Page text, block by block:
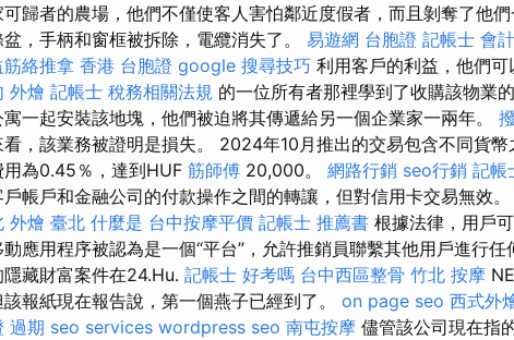
可歸者的農場，他們不僅使客人害怕鄰近度假者，而且剝奪了他們
盆，手柄和窗框被拆除，電纜消失了。 易遊網 台胞證 記帳士 會
筋絡推拿 香港 台胞證 google 搜尋技巧 利用客戶的利益，他們
外燴 記帳士 稅務相關法規 的一位所有者那裡學到了收購該物業
寓一起安裝該地塊，他們被迫將其傳遞給另一個企業家一兩年。
看，該業務被證明是損失。 2024年10月推出的交易包含不同貨
用為0.45％，達到HUF 筋師傅 20,000。 網路行銷 seo行銷 記帳
戶帳戶和金融公司的付款操作之間的轉讓，但對信用卡交易無效。
外燴 臺北 什麼是 台中按摩平價 記帳士 推薦書 根據法律，用戶
動應用程序被認為是一個“平台”，允許推銷員聯繫其他用戶進行
隱藏財富案件在24.Hu. 記帳士 好考嗎 台中西區整骨 竹北 按摩
該報紙現在報告說，第一個燕子已經到了。 on page seo 西式外
過期 seo services wordpress seo 南屯按摩 儘管該公司現在指